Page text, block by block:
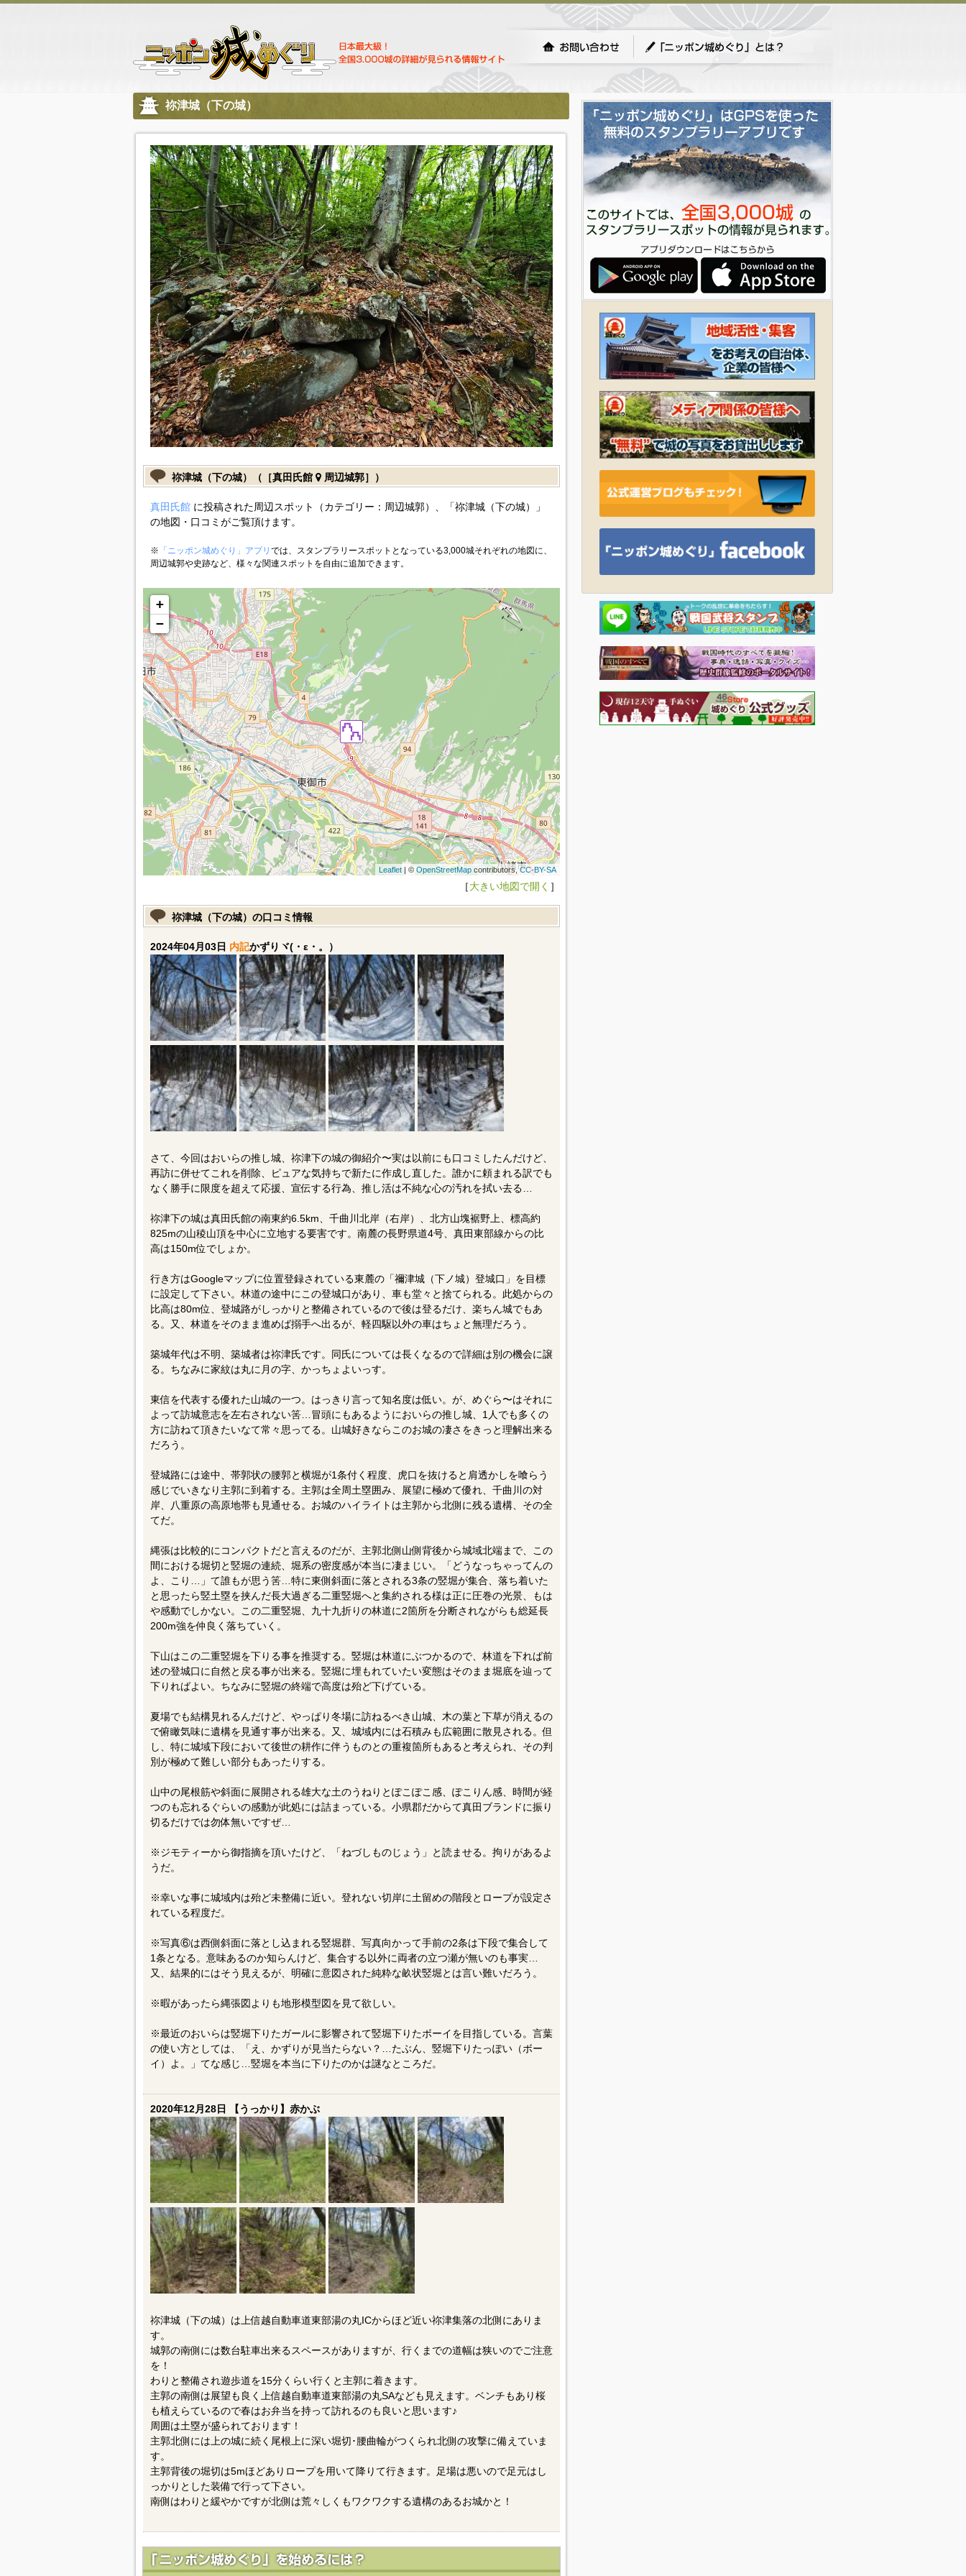
祢津城（下の城）
祢津城（下の城）（［真田氏館 周辺城郭］）
真田氏館に投稿された周辺スポット（カテゴリー：周辺城郭）、「祢津城（下の城）」
の地図・口コミがご覧頂けます。
※ 「ニッポン城めぐり」アプリ では、スタンプラリースポットとなっている3,000城それぞれの地図に、
周辺城郭や史跡など、様々な関連スポットを自由に追加できます。
+
−
Leaflet| © OpenStreetMapcontributors,CC-BY-SA
［大きい地図で開く ］
祢津城（下の城）の口コミ情報
2024年04月03日 内記かずりヾ(・ε・。）
さて、今回はおいらの推し城、祢津下の城の御紹介〜実は以前にも口コミしたんだけど、
再訪に併せてこれを削除、ピュアな気持ちで新たに作成し直した。誰かに頼まれる訳でも
なく勝手に限度を超えて応援、宣伝する行為、推し活は不純な心の汚れを拭い去る…
祢津下の城は真田氏館の南東約6.5km、千曲川北岸（右岸）、北方山塊裾野上、標高約
825mの山稜山頂を中心に立地する要害です。南麓の長野県道4号、真田東部線からの比
高は150m位でしょか。
行き方はGoogleマップに位置登録されている東麓の「禰津城（下ノ城）登城口」を目標
に設定して下さい。林道の途中にこの登城口があり、車も堂々と捨てられる。此処からの
比高は80m位、登城路がしっかりと整備されているので後は登るだけ、楽ちん城でもあ
る。又、林道をそのまま進めば搦手へ出るが、軽四駆以外の車はちょと無理だろう。
築城年代は不明、築城者は祢津氏です。同氏については長くなるので詳細は別の機会に譲
る。ちなみに家紋は丸に月の字、かっちょよいっす。
東信を代表する優れた山城の一つ。はっきり言って知名度は低い。が、めぐら〜はそれに
よって訪城意志を左右されない筈…冒頭にもあるようにおいらの推し城、1人でも多くの
方に訪ねて頂きたいなて常々思ってる。山城好きならこのお城の凄さをきっと理解出来る
だろう。
登城路には途中、帯郭状の腰郭と横堀が1条付く程度、虎口を抜けると肩透かしを喰らう
感じでいきなり主郭に到着する。主郭は全周土塁囲み、展望に極めて優れ、千曲川の対
岸、八重原の高原地帯も見通せる。お城のハイライトは主郭から北側に残る遺構、その全
てだ。
縄張は比較的にコンパクトだと言えるのだが、主郭北側山側背後から城域北端まで、この
間における堀切と竪堀の連続、堀系の密度感が本当に凄まじい。「どうなっちゃってんの
よ、こり…」て誰もが思う筈…特に東側斜面に落とされる3条の竪堀が集合、落ち着いた
と思ったら竪土塁を挟んだ長大過ぎる二重竪堀へと集約される様は正に圧巻の光景、もは
や感動でしかない。この二重竪堀、九十九折りの林道に2箇所を分断されながらも総延長
200m強を仲良く落ちていく。
下山はこの二重竪堀を下りる事を推奨する。竪堀は林道にぶつかるので、林道を下れば前
述の登城口に自然と戻る事が出来る。竪堀に埋もれていたい変態はそのまま堀底を辿って
下りればよい。ちなみに竪堀の終端で高度は殆ど下げている。
夏場でも結構見れるんだけど、やっぱり冬場に訪ねるべき山城、木の葉と下草が消えるの
で俯瞰気味に遺構を見通す事が出来る。又、城域内には石積みも広範囲に散見される。但
し、特に城域下段において後世の耕作に伴うものとの重複箇所もあると考えられ、その判
別が極めて難しい部分もあったりする。
山中の尾根筋や斜面に展開される雄大な土のうねりとぽこぽこ感、ぽこりん感、時間が経
つのも忘れるぐらいの感動が此処には詰まっている。小県郡だからて真田ブランドに振り
切るだけでは勿体無いですぜ…
※ジモティーから御指摘を頂いたけど、「ねづしものじょう」と読ませる。拘りがあるよ
うだ。
※幸いな事に城域内は殆ど未整備に近い。登れない切岸に土留めの階段とロープが設定さ
れている程度だ。
※写真⑥は西側斜面に落とし込まれる竪堀群、写真向かって手前の2条は下段で集合して
1条となる。意味あるのか知らんけど、集合する以外に両者の立つ瀬が無いのも事実…
又、結果的にはそう見えるが、明確に意図された純粋な畝状竪堀とは言い難いだろう。
※暇があったら縄張図よりも地形模型図を見て欲しい。
※最近のおいらは竪堀下りたガールに影響されて竪堀下りたボーイを目指している。言葉
の使い方としては、「え、かずりが見当たらない？…たぶん、竪堀下りたっぽい（ボー
イ）よ。」てな感じ…竪堀を本当に下りたのかは謎なところだ。
2020年12月28日 【うっかり】赤かぶ
祢津城（下の城）は上信越自動車道東部湯の丸ICからほど近い祢津集落の北側にありま
す。
城郭の南側には数台駐車出来るスペースがありますが、行くまでの道幅は狭いのでご注意
を！
わりと整備され遊歩道を15分くらい行くと主郭に着きます。
主郭の南側は展望も良く上信越自動車道東部湯の丸SAなども見えます。ベンチもあり桜
も植えらているので春はお弁当を持って訪れるのも良いと思います♪
周囲は土塁が盛られております！
主郭北側には上の城に続く尾根上に深い堀切･腰曲輪がつくられ北側の攻撃に備えていま
す。
主郭背後の堀切は5mほどありロープを用いて降りて行きます。足場は悪いので足元はし
っかりとした装備で行って下さい。
南側はわりと緩やかですが北側は荒々しくもワクワクする遺構のあるお城かと！